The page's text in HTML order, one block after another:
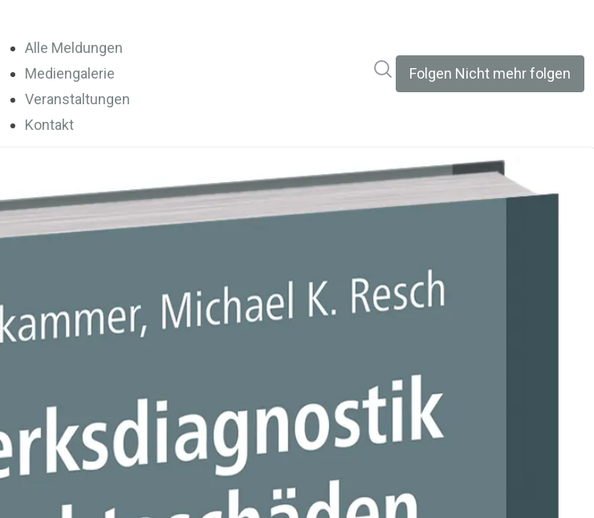
Alle Meldungen
Mediengalerie
Veranstaltungen
Kontakt
Im Newsroom suchen
Folgen Nicht mehr folgen